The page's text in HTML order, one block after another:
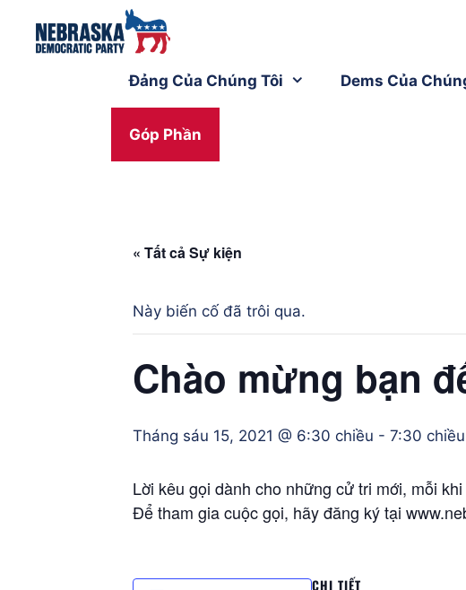
Đảng Của Chúng Tôi Dems Của
Góp Phần
« Tất cả Sự kiện
Này biến cố đã trôi qua.
Chào mừng bạn
Tháng sáu 15, 2021 @ 6:30 chiều - 7:30 chiều
Lời kêu gọi dành cho những cử tri mới, mỗi
Để tham gia cuộc gọi, hãy đăng ký tại
CHI TIẾT